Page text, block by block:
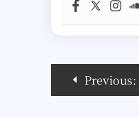
Previous: